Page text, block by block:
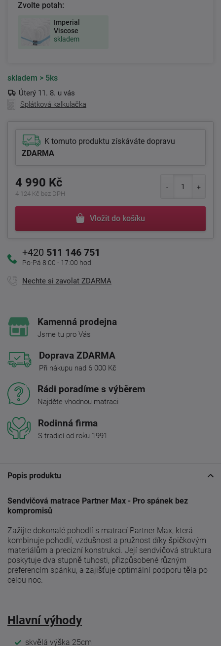
Zvolte potah:
Imperial
Viscose
skladem
skladem > 5ks
Úterý 11. 8. u vás
Splátková kalkulačka
K tomuto produktu získáváte dopravu
ZDARMA
4 990 Kč
4 124 Kč bez DPH
Vložit do košíku
+420 511 146 751
Po-Pá 8:00 - 17:00 hod.
Nechte si zavolat ZDARMA
Kamenná prodejna
Jsme tu pro Vás
Doprava ZDARMA
Při nákupu nad 6 000 Kč
Rádi poradíme s výběrem
Najděte vhodnou matraci
Rodinná firma
S tradicí od roku 1991
Popis produktu
Sendvičová matrace Partner Max - Pro spánek bez
kompromisů
Zažijte dokonalé pohodlí s matrací Partner Max, která
kombinuje pohodlí, vzdušnost a pružnost díky špičkovým
materiálům a precizní konstrukci. Její sendvičová struktura
poskytuje dva stupně tuhosti, přizpůsobené různým
preferencím spánku, a zajišťuje optimální podporu těla po
celou noc.
Hlavní výhody
skvělá výška 25cm